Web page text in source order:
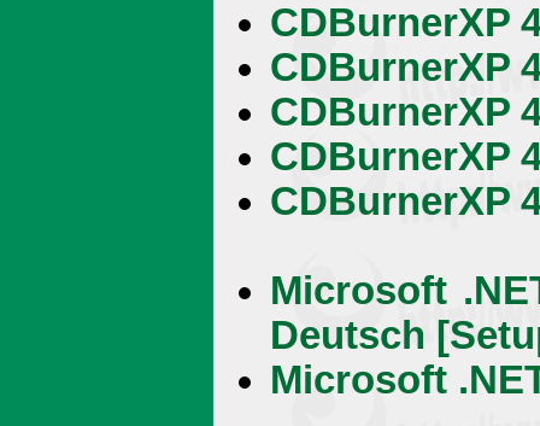
CDBurnerXP
CDBurnerXP
CDBurnerXP
CDBurnerXP
CDBurnerXP
Microsoft
Deutsch
Microsoft